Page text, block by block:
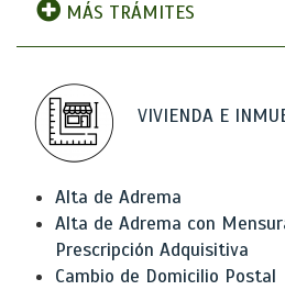
MÁS TRÁMITES
VIVIENDA E
Alta de Adrema
Alta de Adrema con
Prescripción Adquisitiva
Cambio de Domicilio Postal